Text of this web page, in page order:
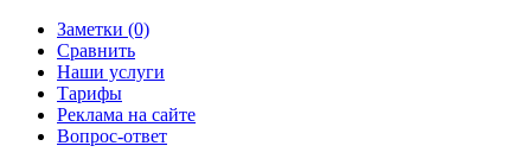
Заметки (0)
Сравнить
Наши услуги
Тарифы
Реклама на сайте
Вопрос-ответ